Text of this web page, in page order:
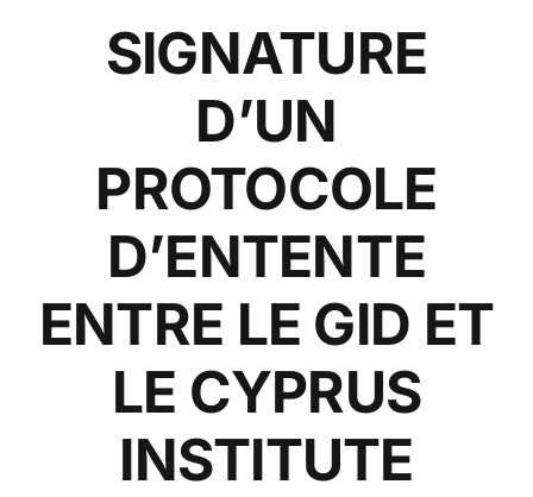
SIGNATURE
D’UN
PROTOCOLE
D’ENTENTE
ENTRE LE GID ET
LE CYPRUS
INSTITUTE